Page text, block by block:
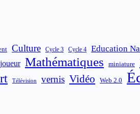
Culture Cycle 3 Cycle 4 Education
joueur Mathématiques miniature
Télévision vernis Vidéo Web 2.0